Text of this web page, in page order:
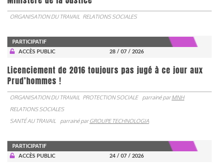
ORGANISATION DU TRAVAIL RELATIONS SOCIALES
PARTICIPATIF
ACCÈS PUBLIC
28 / 07 / 2026
Licenciement de 2016 toujours pas jugé à ce jour aux
Prud’hommes !
ORGANISATION DU TRAVAIL PROTECTION SOCIALE parrainé parMNH
RELATIONS SOCIALES
SANTÉ AU TRAVAIL
parrainé parGROUPE TECHNOLOGIA
PARTICIPATIF
ACCÈS PUBLIC
24 / 07 / 2026